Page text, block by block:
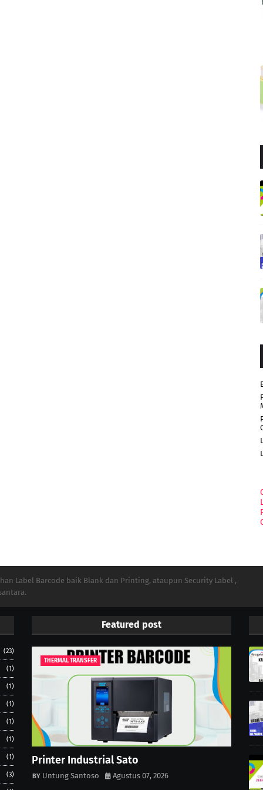
Label Barcode baik Blank dan Printing, ataupun Security Label ,
(23)
(1)
(1)
(1)
(1)
(1)
(1)
(3)
Featured post
THERMAL TRANSFER
Printer Industrial Sato
Untung Santoso Agustus 07, 2026